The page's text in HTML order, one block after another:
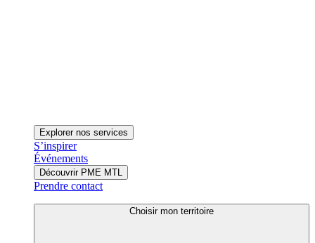
Explorer nos services
S’inspirer
Événements
Découvrir PME MTL
Prendre contact
Choisir mon territoire